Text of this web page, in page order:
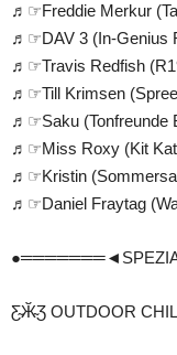
♬☞Freddie Merkur
♬☞DAV 3 (In-Genius
♬☞Travis Redfish
♬☞Till Krimsen
♬☞Saku (Tonfreunde
♬☞Miss Roxy (Kit
♬☞Kristin
♬☞Daniel Fraytag
Ƹ̴Ӂ̴Ʒ OUTDOOR